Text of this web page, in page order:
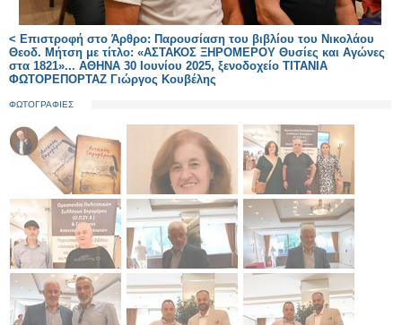
< Επιστροφή στο Άρθρο: Παρουσίαση του βιβλίου του Νικολάου
Θεοδ. Μήτση με τίτλο: «ΑΣΤΑΚΟΣ ΞΗΡΟΜΕΡΟΥ Θυσίες και Αγώνες
στα 1821»... ΑΘΗΝΑ 30 Ιουνίου 2025, ξενοδοχείο ΤΙΤΑΝΙΑ
ΦΩΤΟΡΕΠΟΡΤΑΖ Γιώργος Κουβέλης
ΦΩΤΟΓΡΑΦΙΕΣ